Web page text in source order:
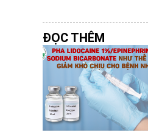
ĐỌC THÊM